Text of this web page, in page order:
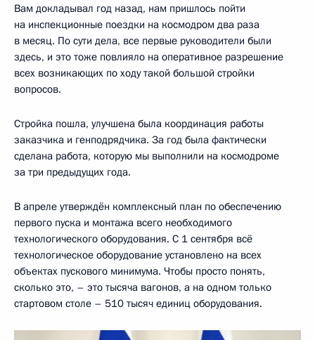
Вам докладывал год назад, нам пришлось пойти
на инспекционные поездки на космодром два раза
в месяц. По сути дела, все первые руководители были
здесь, и это тоже повлияло на оперативное разрешение
всех возникающих по ходу такой большой стройки
вопросов.
Стройка пошла, улучшена была координация работы
заказчика и генподрядчика. За год была фактически
сделана работа, которую мы выполнили на космодроме
за три предыдущих года.
В апреле утверждён комплексный план по обеспечению
первого пуска и монтажа всего необходимого
технологического оборудования. С 1 сентября всё
технологическое оборудование установлено на всех
объектах пускового минимума. Чтобы просто понять,
сколько это, – это тысяча вагонов, а на одном только
стартовом столе – 510 тысяч единиц оборудования.